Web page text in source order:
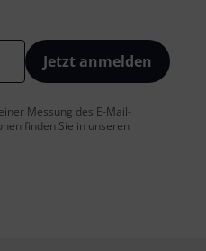
Jetzt anmelden
Messung des E-Mail-
finden Sie in unseren